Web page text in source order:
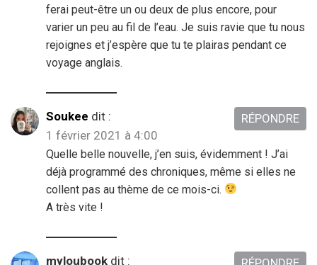
ferai peut-être un ou deux de plus encore, pour
varier un peu au fil de l’eau. Je suis ravie que tu nous
rejoignes et j’espère que tu te plairas pendant ce
voyage anglais.
Soukee dit :
1 février 2021 à 4:00
Quelle belle nouvelle, j’en suis, évidemment ! J’ai
déjà programmé des chroniques, même si elles ne
collent pas au thème de ce mois-ci.
A très vite !
RÉPONDRE
myloubook dit :